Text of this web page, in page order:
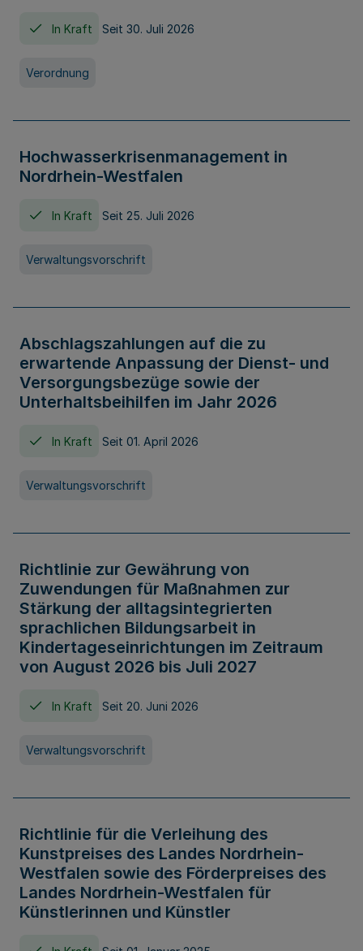
In Kraft Seit 30. Juli 2026
Verordnung
Hochwasserkrisenmanagement in
Nordrhein-Westfalen
In Kraft Seit 25. Juli 2026
Verwaltungsvorschrift
Abschlagszahlungen auf die zu
erwartende Anpassung der Dienst- und
Versorgungsbezüge sowie der
Unterhaltsbeihilfen im Jahr 2026
In Kraft Seit 01. April 2026
Verwaltungsvorschrift
Richtlinie zur Gewährung von
Zuwendungen für Maßnahmen zur
Stärkung der alltagsintegrierten
sprachlichen Bildungsarbeit in
Kindertageseinrichtungen im Zeitraum
von August 2026 bis Juli 2027
In Kraft Seit 20. Juni 2026
Verwaltungsvorschrift
Richtlinie für die Verleihung des
Kunstpreises des Landes Nordrhein-
Westfalen sowie des Förderpreises des
Landes Nordrhein-Westfalen für
Künstlerinnen und Künstler